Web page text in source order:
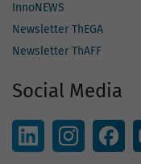
InnoNEWS
Newsletter ThEGA
Newsletter ThAFF
Social Media